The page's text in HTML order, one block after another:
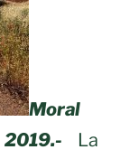
Moral
La